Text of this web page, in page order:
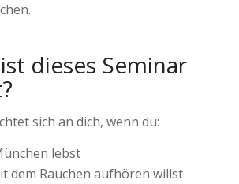
dieses Seminar
sich an dich, wenn du:
lebst
dem Rauchen aufhören willst